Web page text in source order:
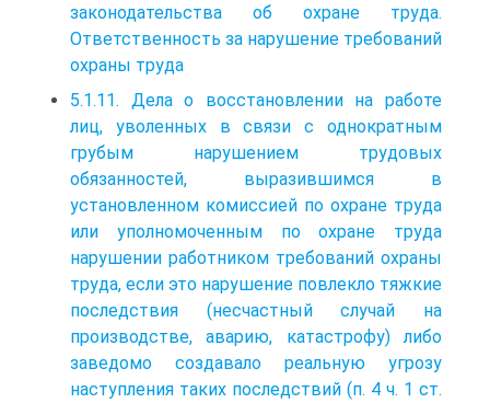
законодательства об охране труда.
Ответственность за нарушение требований
охраны труда
5.1.11. Дела о восстановлении на работе
лиц, уволенных в связи с однократным
грубым нарушением трудовых
обязанностей, выразившимся в
установленном комиссией по охране труда
или уполномоченным по охране труда
нарушении работником требований охраны
труда, если это нарушение повлекло тяжкие
последствия (несчастный случай на
производстве, аварию, катастрофу) либо
заведомо создавало реальную угрозу
наступления таких последствий (п. 4 ч. 1 ст.